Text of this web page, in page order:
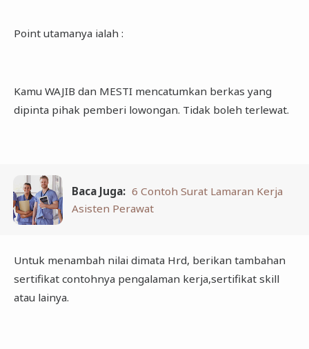
Point utamanya ialah :
Kamu WAJIB dan MESTI mencatumkan berkas yang
dipinta pihak pemberi lowongan. Tidak boleh terlewat.
Baca Juga: 6 Contoh Surat Lamaran Kerja
Asisten Perawat
Untuk menambah nilai dimata Hrd, berikan tambahan
sertifikat contohnya pengalaman kerja,sertifikat skill
atau lainya.